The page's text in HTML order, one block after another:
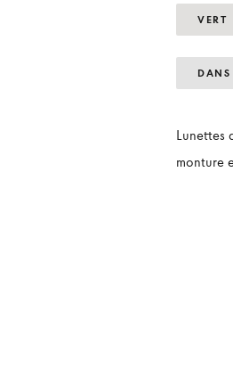
VERT
Lunettes
monture